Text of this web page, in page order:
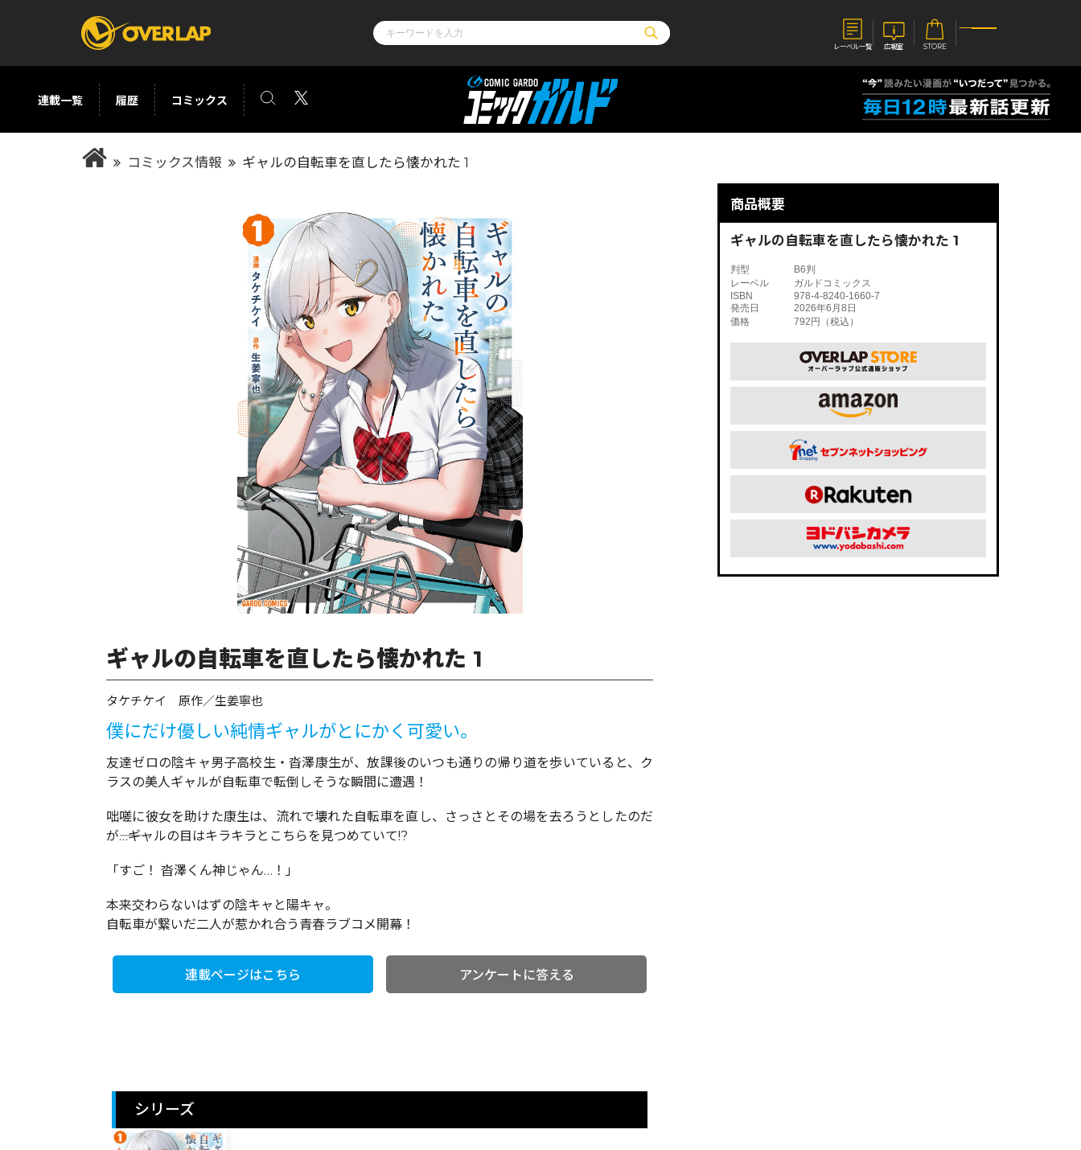
レーベル一覧 広報室 STORE
コミック
コミックガルド
ライトノベル
文庫
ロサージュノベルス
その他
コミックエッセイ
オーバーラップ広報室
採用情報
お問い合わせはこちら
オーバーラップノベルス オーバーラップノベルスf ロサージュノベルス コミックガルド
コミッククリエ リキューレ コミックエッセイ
閉じる
連載一覧 履歴 コミックス
コミックス情報 ギャルの自転車を直したら懐かれた 1
ギャルの自転車を直したら懐かれた 1
タケチケイ 原作／生姜寧也
僕にだけ優しい純情ギャルがとにかく可愛い。
友達ゼロの陰キャ男子高校生・沓澤康生が、放課後のいつも通りの帰り道を歩いていると、ク
ラスの美人ギャルが自転車で転倒しそうな瞬間に遭遇！
咄嗟に彼女を助けた康生は、流れで壊れた自転車を直し、さっさとその場を去ろうとしたのだ
が――…ギャルの目はキラキラとこちらを見つめていて!?
「すご！ 沓澤くん神じゃん…！」
本来交わらないはずの陰キャと陽キャ。
自転車が繋いだ二人が惹かれ合う青春ラブコメ開幕！
連載ページはこちら アンケートに答える
シリーズ
商品概要
ギャルの自転車を直したら懐かれた 1
判型
B6判
レーベル
ガルドコミックス
ISBN
978-4-8240-1660-7
発売日
2026年6月8日
価格
792円（税込）